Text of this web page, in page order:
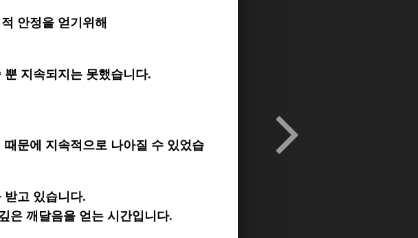
안정을 얻기위해
지속되지는 못했습니다.
문에 지속적으로 나아질 수 있었습
고 있습니다.
은 깨달음을 얻는 시간입니다.